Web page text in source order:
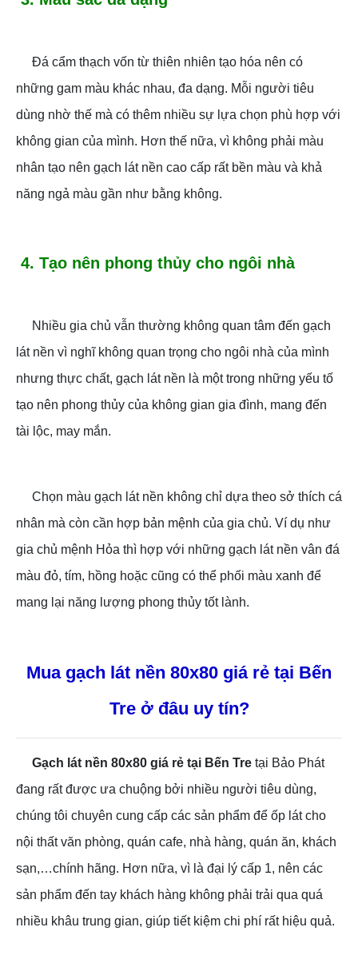
Đá cẩm thạch vốn từ thiên nhiên tạo hóa nên có
những gam màu khác nhau, đa dạng. Mỗi người tiêu
dùng nhờ thế mà có thêm nhiều sự lựa chọn phù hợp với
không gian của mình. Hơn thế nữa, vì không phải màu
nhân tạo nên gạch lát nền cao cấp rất bền màu và khả
năng ngả màu gần như bằng không.
4. Tạo nên phong thủy cho ngôi nhà
Nhiều gia chủ vẫn thường không quan tâm đến gạch
lát nền vì nghĩ không quan trọng cho ngôi nhà của mình
nhưng thực chất, gạch lát nền là một trong những yếu tố
tạo nên phong thủy của không gian gia đình, mang đến
tài lộc, may mắn.
Chọn màu gạch lát nền không chỉ dựa theo sở thích cá
nhân mà còn cần hợp bản mệnh của gia chủ. Ví dụ như
gia chủ mệnh Hỏa thì hợp với những gạch lát nền vân đá
màu đỏ, tím, hồng hoặc cũng có thể phối màu xanh để
mang lại năng lượng phong thủy tốt lành.
Mua gạch lát nền 80x80 giá rẻ tại Bến
Tre ở đâu uy tín?
Gạch lát nền 80x80 giá rẻ tại Bến Tre tại Bảo Phát
đang rất được ưa chuộng bởi nhiều người tiêu dùng,
chúng tôi chuyên cung cấp các sản phẩm để ốp lát cho
nội thất văn phòng, quán cafe, nhà hàng, quán ăn, khách
sạn,…chính hãng. Hơn nữa, vì là đại lý cấp 1, nên các
sản phẩm đến tay khách hàng không phải trải qua quá
nhiều khâu trung gian, giúp tiết kiệm chi phí rất hiệu quả.